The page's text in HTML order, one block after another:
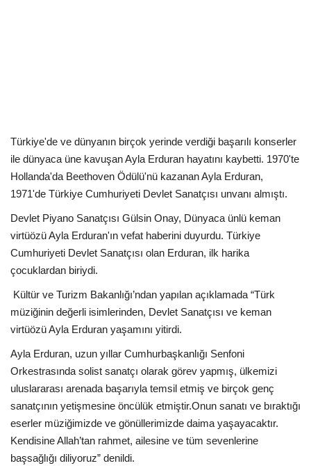
Ekonomi
Gündem
Dünya
Türkiye'de ve dünyanın birçok yerinde verdiği başarılı konserler
ile dünyaca üne kavuşan Ayla Erduran hayatını kaybetti. 1970'te
Hollanda'da Beethoven Ödülü'nü kazanan Ayla Erduran,
1971'de Türkiye Cumhuriyeti Devlet Sanatçısı unvanı almıştı.
Devlet Piyano Sanatçısı Gülsin Onay, Dünyaca ünlü keman
virtüözü Ayla Erduran'ın vefat haberini duyurdu. Türkiye
Cumhuriyeti Devlet Sanatçısı olan Erduran, ilk harika
çocuklardan biriydi.
Kültür ve Turizm Bakanlığı’ndan yapılan açıklamada “Türk
müziğinin değerli isimlerinden, Devlet Sanatçısı ve keman
virtüözü Ayla Erduran yaşamını yitirdi.
Ayla Erduran, uzun yıllar Cumhurbaşkanlığı Senfoni
Orkestrasında solist sanatçı olarak görev yapmış, ülkemizi
uluslararası arenada başarıyla temsil etmiş ve birçok genç
sanatçının yetişmesine öncülük etmiştir.Onun sanatı ve bıraktığı
eserler müziğimizde ve gönüllerimizde daima yaşayacaktır.
Kendisine Allah’tan rahmet, ailesine ve tüm sevenlerine
başsağlığı diliyoruz” denildi.